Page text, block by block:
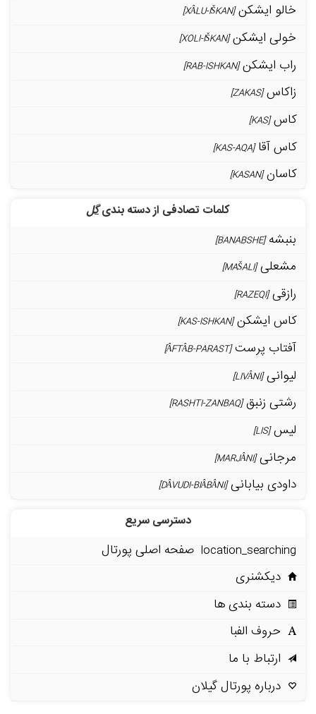
خالو ایشکن[XÂLU-IŠKAN]
خولی ایشکن[XOLI-IŠKAN]
راب ایشکن[RAB-ISHKAN]
زاکاس[ZAKAS]
کاس[KAS]
کاس آقا[KAS-AQA]
کاسان[KASAN]
کلمات تصادفی از دسته بندیگل
بنبشه[BANABSHE]
مشعلی[MAŠALI]
رازقی[RAZEQI]
کاس ایشکن[KAS-ISHKAN]
آفتاب پرست[ÂFTÂB-PARAST]
لیوانی[LIVÂNI]
رشتی زنبق[RASHTI-ZANBAQ]
لیس[LIS]
مرجانی[MARJÂNI]
داودی بیابانی[DÂVUDI-BIÂBÂNI]
دسترسی سریع
location_searching صفحه اصلی پورتال
دیکشنری
دسته بندی ها
حروف الفبا
ارتباط با ما
درباره پورتال گیلان